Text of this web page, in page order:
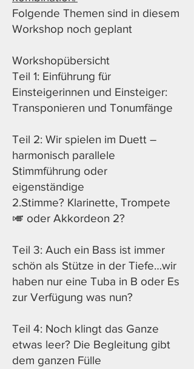
Folgende Themen sind in diesem
Workshop noch geplant
Workshopübersicht
Teil 1: Einführung für
Einsteigerinnen und Einsteiger:
Transponieren und Tonumfänge
Teil 2: Wir spielen im Duett –
harmonisch parallele
Stimmführung oder
eigenständige
2.Stimme? Klarinette, Trompete
🎺 oder Akkordeon 2?
Teil 3: Auch ein Bass ist immer
schön als Stütze in der Tiefe…wir
haben nur eine Tuba in B oder Es
zur Verfügung was nun?
Teil 4: Noch klingt das Ganze
etwas leer? Die Begleitung gibt
dem ganzen Fülle